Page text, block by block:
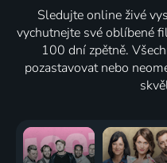
Sledujte online živé
vychutnejte své oblíbené
100 dní zpětně.
pozastavovat nebo